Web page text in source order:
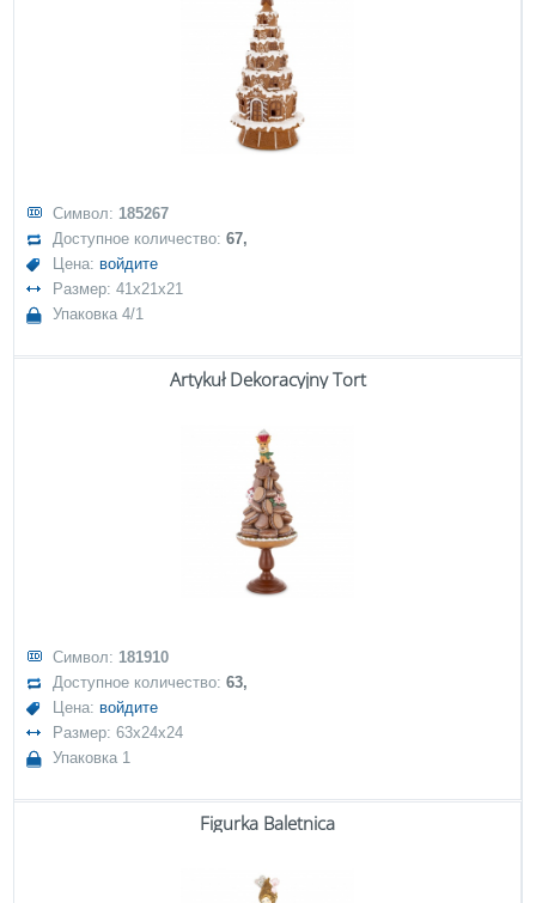
Символ: 185267
Доступное количество:67,
Цена: войдите
Размер: 41x21x21
Упаковка 4/1
Artykuł Dekoracyjny Tort
Символ: 181910
Доступное количество:63,
Цена: войдите
Размер: 63x24x24
Упаковка 1
Figurka Baletnica